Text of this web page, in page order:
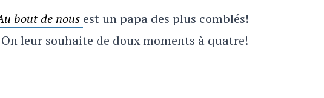
bout de nous est un papa des plus comblés!
leur souhaite de doux moments à quatre!